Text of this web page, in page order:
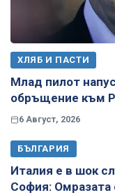
ХЛЯБ И ПАСТИ
Млад пилот
обръщение към
6 Август, 2026
БЪЛГАРИЯ
Италия е в шок
София: Омразата